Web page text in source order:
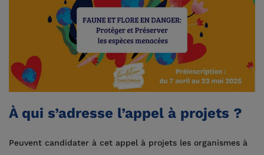
À qui s’adresse l’appel à projets ?
Peuvent candidater à cet appel à projets les organismes à